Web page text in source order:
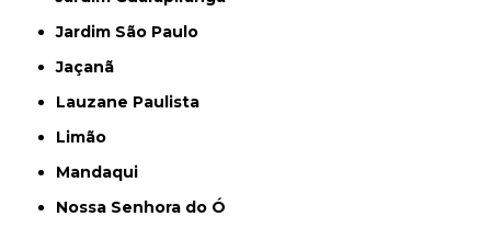
Jardim São Paulo
Jaçanã
Lauzane Paulista
Limão
Mandaqui
Nossa Senhora do Ó